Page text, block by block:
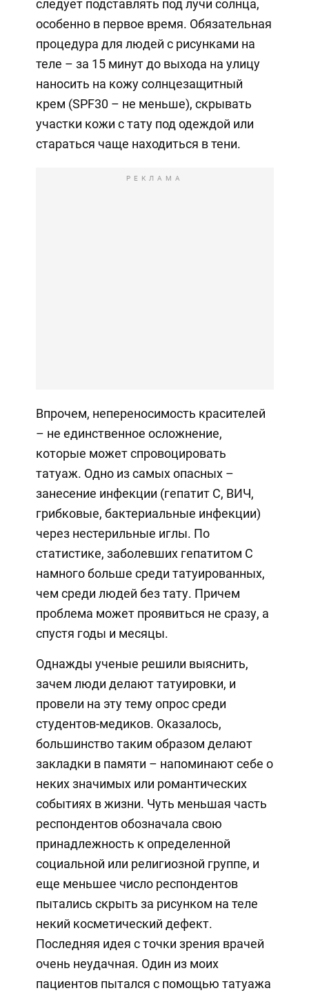
следует подставлять под лучи солнца,
особенно в первое время. Обязательная
процедура для людей с рисунками на
теле – за 15 минут до выхода на улицу
наносить на кожу солнцезащитный
крем (SPF30 – не меньше), скрывать
участки кожи с тату под одеждой или
стараться чаще находиться в тени.
РЕКЛАМА
Впрочем, непереносимость красителей
– не единственное осложнение,
которые может спровоцировать
татуаж. Одно из самых опасных –
занесение инфекции (гепатит С, ВИЧ,
грибковые, бактериальные инфекции)
через нестерильные иглы. По
статистике, заболевших гепатитом С
намного больше среди татуированных,
чем среди людей без тату. Причем
проблема может проявиться не сразу, а
спустя годы и месяцы.
Однажды ученые решили выяснить,
зачем люди делают татуировки, и
провели на эту тему опрос среди
студентов-медиков. Оказалось,
большинство таким образом делают
закладки в памяти – напоминают себе о
неких значимых или романтических
событиях в жизни. Чуть меньшая часть
респондентов обозначала свою
принадлежность к определенной
социальной или религиозной группе, и
еще меньшее число респондентов
пытались скрыть за рисунком на теле
некий косметический дефект.
Последняя идея с точки зрения врачей
очень неудачная. Один из моих
пациентов пытался с помощью татуажа